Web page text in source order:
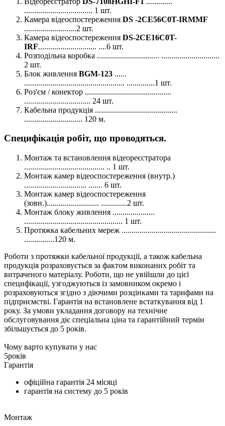
.................................. 1 шт.
Камера відеоспостереження DS -2CE56C0T-IRMMF
..........................2 шт.
Камера відеоспостереження DS-2CE16C0T-
IRF............................. ....6 шт.
Розподільна коробка ............................... .............................
2 шт.
Блок живлення BGM-123 ......
.................................................. ..............1 шт.
Роз'єм / конектор ...........................................
................................. 24 шт.
Кабельна продукція .........................................
............................. 120 м.
Специфікація робіт, що проводяться.
Монтаж та встановлення відеореєстратора
........................................ .. 1 шт.
Монтаж камер відеоспостереження (внутр.)
............................... ....... 6 шт.
Монтаж камер відеоспостереження
(зовн.).......................... .............2 шт.
Монтаж блоку живлення .....................
................................................. 1 шт.
Протяжка кабельних мереж ...............................................
...............120 м.
Роботи з протяжки кабельної продукції, а також кабельна
продукція розраховується за фактом виконаних робіт та
витраченого матеріалу. Роботи, що не увійшли до цієї
специфікації, узгоджуються із замовником окремо і
розраховуються згідно з діючими розцінками та тарифами на
підприємстві. Гарантія на встановлене встаткування від 1
року. За умови укладання договору на технічне
обслуговування діє спеціальна ціна та гарантійний термін
збільшується до 5 років.
Чому варто купувати у нас
5років
Гарантія
офіційна гарантія 24 місяці
гарантія на систему до 5 років
Монтаж